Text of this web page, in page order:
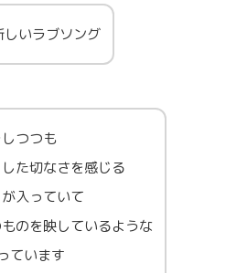
しいラブソング
つつも
た切なさを感じる
入っていて
のを映しているような
ています